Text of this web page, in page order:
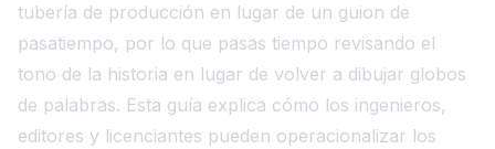
tubería de producción en lugar de un guion de
pasatiempo, por lo que pasas tiempo revisando el
tono de la historia en lugar de volver a dibujar globos
de palabras. Esta guía explica cómo los ingenieros,
editores y licenciantes pueden operacionalizar los